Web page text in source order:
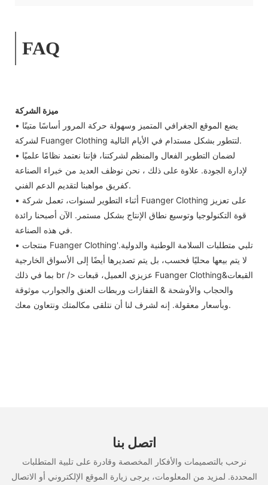
FAQ
ميزة الشركة
• يضع الموقع الجغرافي المتميز وسهولة حركة المرور أساسًا متينًا
لشركة Fuanger Clothing لتتطور بشكل مستدام في الأيام التالية.
• لضمان التطوير الفعال والمنظم لشركتنا، فإننا نعتمد نظامًا علميًا
لإدارة الجودة. علاوة على ذلك ، نحن نوظف العديد من خبراء الصناعة
كفريق مواهبنا لتقديم الدعم الفني.
• أثناء التطوير لسنوات، تعمل شركة Fuanger Clothing على تعزيز
قوة التكنولوجيا وتوسيع نطاق الإنتاج بشكل مستمر. الآن أصبحنا رائدة
في هذه الصناعة.
• منتجات Fuanger Clothing'تلبي متطلبات السلامة الوطنية والدولية.
لا يتم بيعها محليًا فحسب، بل يتم تصديرها أيضًا إلى الأسواق الخارجية
بما في ذلك br /> عزيزي العميل، قبعات Fuanger Clothing&القبعات
والحجاب والأوشحة & القفازات وربطات العنق والجوارب موثوقة
وبأسعار معقولة. إنه لشرف لنا أن نتلقى مكالمتك ونتعاون معك.
اتصل بنا
نرحب بالتصميمات والأفكار المخصصة وقادرة على تلبية المتطلبات
المحددة. لمزيد من المعلومات، يرجى زيارة الموقع الإلكتروني أو الاتصال